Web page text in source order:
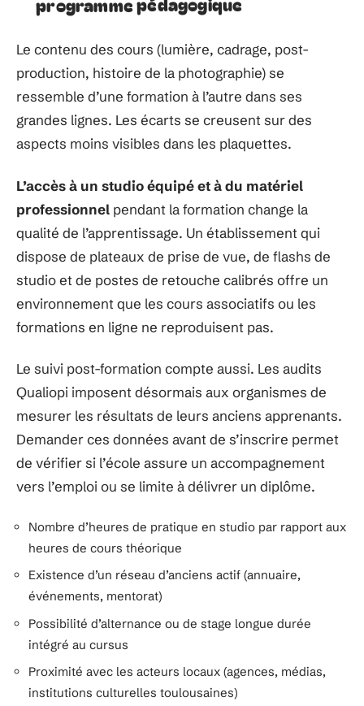
Le contenu des cours (lumière, cadrage, post-
production, histoire de la photographie) se
ressemble d’une formation à l’autre dans ses
grandes lignes. Les écarts se creusent sur des
aspects moins visibles dans les plaquettes.
L’accès à un studio équipé et à du matériel
professionnel pendant la formation change la
qualité de l’apprentissage. Un établissement qui
dispose de plateaux de prise de vue, de flashs de
studio et de postes de retouche calibrés offre un
environnement que les cours associatifs ou les
formations en ligne ne reproduisent pas.
Le suivi post-formation compte aussi. Les audits
Qualiopi imposent désormais aux organismes de
mesurer les résultats de leurs anciens apprenants.
Demander ces données avant de s’inscrire permet
de vérifier si l’école assure un accompagnement
vers l’emploi ou se limite à délivrer un diplôme.
Nombre d’heures de pratique en studio par rapport aux
heures de cours théorique
Existence d’un réseau d’anciens actif (annuaire,
événements, mentorat)
Possibilité d’alternance ou de stage longue durée
intégré au cursus
Proximité avec les acteurs locaux (agences, médias,
institutions culturelles toulousaines)